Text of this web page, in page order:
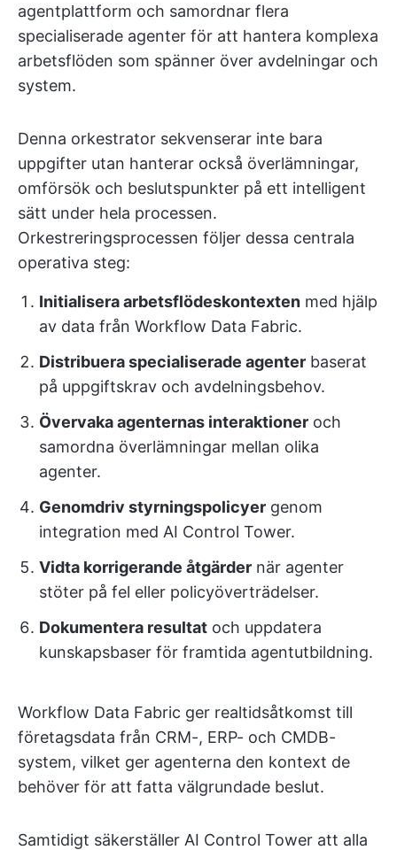
agentplattform och samordnar flera
specialiserade agenter för att hantera komplexa
arbetsflöden som spänner över avdelningar och
system.
Denna orkestrator sekvenserar inte bara
uppgifter utan hanterar också överlämningar,
omförsök och beslutspunkter på ett intelligent
sätt under hela processen.
Orkestreringsprocessen följer dessa centrala
operativa steg:
Initialisera arbetsflödeskontexten med hjälp
av data från Workflow Data Fabric.
Distribuera specialiserade agenter baserat
på uppgiftskrav och avdelningsbehov.
Övervaka agenternas interaktioner och
samordna överlämningar mellan olika
agenter.
Genomdriv styrningspolicyer genom
integration med AI Control Tower.
Vidta korrigerande åtgärder när agenter
stöter på fel eller policyöverträdelser.
Dokumentera resultat och uppdatera
kunskapsbaser för framtida agentutbildning.
Workflow Data Fabric ger realtidsåtkomst till
företagsdata från CRM-, ERP- och CMDB-
system, vilket ger agenterna den kontext de
behöver för att fatta välgrundade beslut.
Samtidigt säkerställer AI Control Tower att alla